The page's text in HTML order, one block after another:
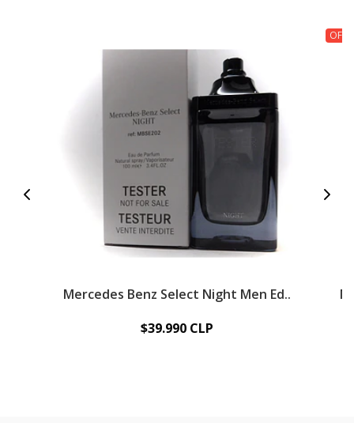
Mercedes Benz Select Night Men Ed..
$39.990 CLP